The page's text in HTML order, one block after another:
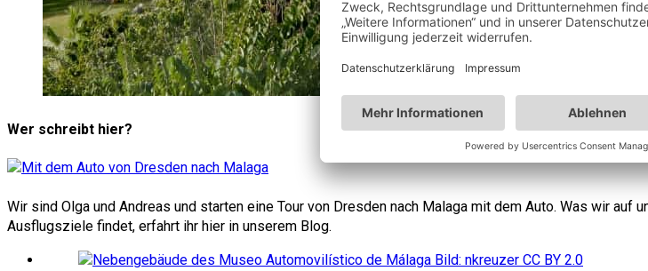
Wer schreibt hier?
Wir sind Olga und Andreas und starten eine Tour von Dresden nach Malaga mit dem Auto. Was wir auf
Ausflugsziele findet, erfahrt ihr hier in unserem Blog.